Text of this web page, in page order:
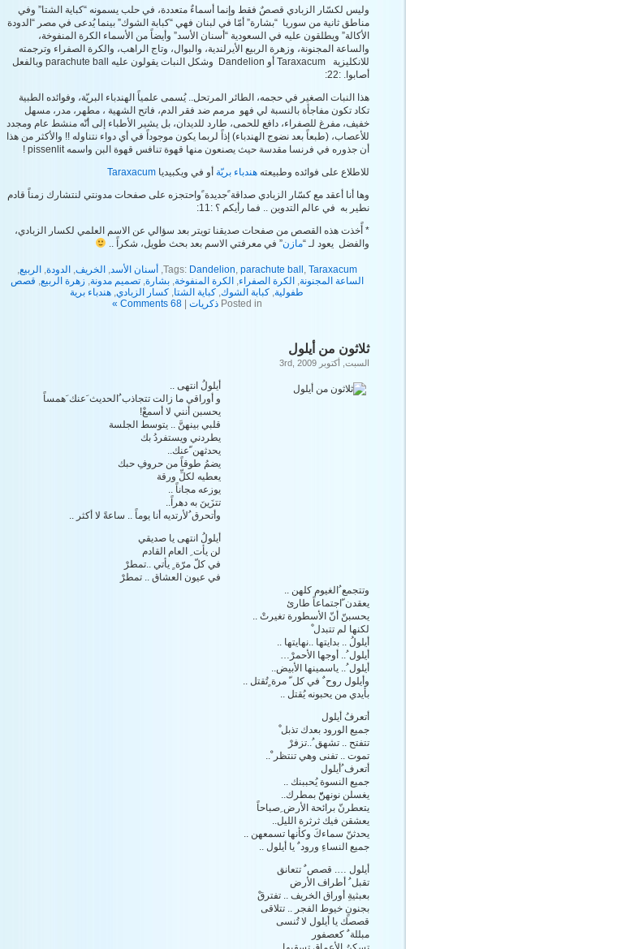
وليس لكسّار الزبادي قصصٌ فقط وإنما أسماءٌ متعددة، في حلب يسمونه “كباية الشتا” وفي
مناطق ثانية من سوريا “بشارة” أمّا في لبنان فهي “كبابة الشوك” بينما يُدعى في مصر “الدودة
الأكالة” ويطلقون عليه في السعودية “أسنان الأسد” وأيضاً من الأسماء الكرة المنفوخة،
والساعة المجنونة، وزهرة الربيع الأيرلندية، والبوال، وتاج الراهب، والكرة الصفراء وترجمته
للانكليزية Taraxacum أو Dandelion وشكل النبات يقولون عليه parachute ball وبالفعل
أصابوا. :22:
هذا النبات الصغير في حجمه، الطائر المرتحل.. يُسمى علمياً الهندباء البريّة، وفوائده الطبية
تكاد تكون مفاجأة بالنسبة لي فهو مرمم ضد فقر الدم، فاتح الشهية ، مطهر، مدر، مسهل
خفيف، مفرغ للصفراء، دافع للحمى، طارد للديدان، بل يشير الأطباء إلى أنّه منشط عام ومجدد
للأعصاب، (طبعاً بعد نضوج الهندباء) إذاً لربما يكون موجوداً في أي دواء نتناوله !! والأكثر من هذا
أن جذوره في فرنسا مقدسة حيث يصنعون منها قهوة تنافس قهوة البن واسمه pissenlit !
للاطلاع على فوائده وطبيعته هندباء بريّة أو في ويكبيديا Taraxacum
وها أنا أعقد مع كسّار الزبادي صداقة ًجديدة ًواحتجزه على صفحات مدونتي لنتشارك زمناً قادم
نطير به في عالم التدوين .. فما رأيكم ؟ :11:
* أًخذت هذه القصص من صفحات صديقنا تويتر بعد سؤالي عن الاسم العلمي لكسار الزبادي،
والفضل يعود لـ “مازن” في معرفتي الاسم بعد بحث طويل، شكراً ..
Tags: Dandelion, parachute ball , Taraxacum
, أسنان الأسد, الخريف, الدودة, الربيع,
الساعة المجنونة, الكرة الصفراء, الكرة المنفوخة,بشارة,تصميم مدونة, زهرة الربيع, قصص
طفولية, كبابة الشوك, كباية الشتا, كسار الزبادي, هندباء برية
Posted in ذكريات |
68 Comments »
ثلاثون من أيلول
السبت, أكتوبر 3rd, 2009
أيلولُ انتهى ..
و أوراقي ما زالت تتجاذب ُالحديث َعنك َهمساً
يحسبن أنني لا أسمعْ!
قلبي بينهنَّ .. يتوسط الجلسة
يطردني ويستفردُ بك
يحدثهن ّعنك..
يضمُ طوقاً من حروفِ حبك
يعطيه لكلِّ ورقة
يوزعه مجاناً ..
تتزَينَ به دهراً..
وأتحرق ُلأرتديه أنا يوماً .. ساعةً لا أكثر ..
أيلولُ انتهى يا صديقي
لن يأت ِ العام القادم
في كلّ مرّة ٍ يأتي ..تمطرْ
في عيون العشاق .. تمطرْ
وتتجمع ُالغيوم كلهن ..
يعقدن ّاجتماعاً طارئ
يحسبنّ أنّ الأسطورة تغيرتْ ..
لكنها لم تتبدل ْ
أيلولُ .. بدايتها ..نهايتها ..
أيلول ُ.. أوجها الأحمرْ…
أيلول ُ.. ياسمينها الأبيض..
وأيلول روح ٌ في كل ّ مرة ٍتُقتل ..
بأيدي من يحبونه يُقتل ..
أتعرفُ أيلول
جميع الورود بعدك تذبل ْ
تتفتح .. تشهق ُ..تزفرْ
تموت .. تفنى وهي تنتظر ْ..
أتعرف ُأيلول
جميع النسوة يُحببنك ..
يغسلن نونهنّّ بمطرك..
يتعطرنّ برائحة الأرض ِصباحاً
يعشقن فيك ثرثرة الليل..
يحدثنّ سماءكَ وكأنها تسمعهن ..
جميع النساءِ ورود ٌ يا أيلول ..
أيلول …. قصص ٌ تتعانق
تقبل ُ أطراف الأرض
بعبثيةِ أوراق الخريف .. تفترقْ
بجنونٍ خيوط الفجر .. تتلاقى
قصصك يا أيلول لا تُنسى
مبللة ٌ كعصفور